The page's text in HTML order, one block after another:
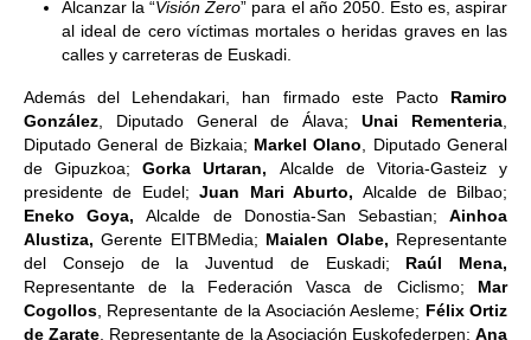
Alcanzar la “Visión Zero” para el año 2050. Esto es, aspirar
al ideal de cero víctimas mortales o heridas graves en las
calles y carreteras de Euskadi.
Además del Lehendakari, han firmado este Pacto Ramiro
González , Diputado General de Álava; Unai Rementeria
Diputado General de Bizkaia; Markel Olano , Diputado General
de Gipuzkoa;Gorka Urtaran, Alcalde de Vitoria-Gasteiz y
presidente de Eudel;Juan Mari Aburto,Alcalde de Bilbao;
Eneko Goya,Alcalde de Donostia-San Sebastian;Ainhoa
Alustiza,Gerente EITBMedia; Maialen Olabe, Representante
del Consejo de la Juventud de Euskadi; Raúl Mena,
Representante de la Federación Vasca de Ciclismo; Mar
Cogollos , Representante de la Asociación Aesleme; Félix Ortiz
de Zarate , Representante de la Asociación Euskofederpen;Ana